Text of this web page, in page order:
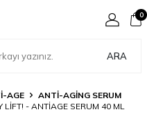
ARA
0
AGE
ANTI-AGING SERUM
- ANTIAGE SERUM 40 ML